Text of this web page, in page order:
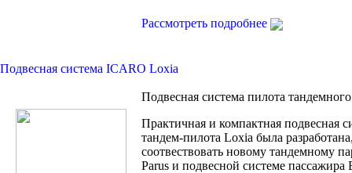
Рассмотреть подробнее
Подвесная система ICARO Loxia
Подвесная система пилота
Практичная и компактная подвесная
тандем-пилота Loxia была
соотвествовать новому тандемному
Parus и подвесной системе пассажира